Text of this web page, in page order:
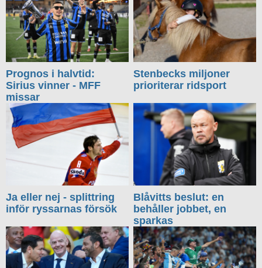
Prognos i halvtid:
Sirius vinner - MFF
missar
Stenbecks miljoner
prioriterar ridsport
Ja eller nej - splittring
inför ryssarnas försök
Blåvitts beslut: en
behåller jobbet, en
sparkas